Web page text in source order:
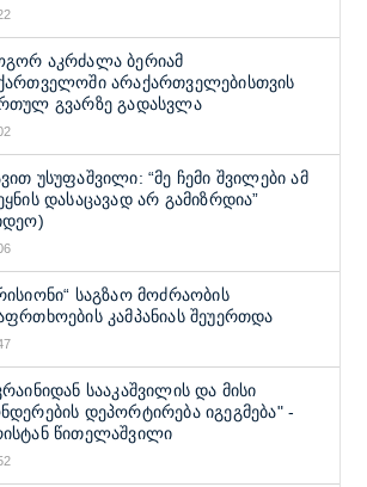
აკრძალა ბერიამ
არაქართველებისთვის
გვარზე გადასვლა
უსუფაშვილი: “მე ჩემი შვილები ამ
დასაცავად არ გამიზრდია”
საგზაო მოძრაობის
კამპანიას შეუერთდა
სააკაშვილის და მისი
დეპორტირება იგეგმება" -
წითელაშვილი